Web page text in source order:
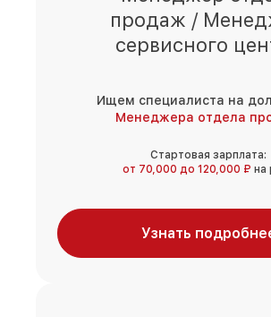
продаж /
сервисного
Ищем специалиста на
Менеджера отдела
Стартовая зарплата:
от 70,000 до 120,000 ₽ на
Узнать